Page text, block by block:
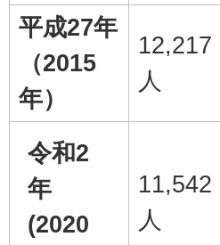
平成27年
（2015
年）
12,217
人
令和2
年
(2020
11,542
人